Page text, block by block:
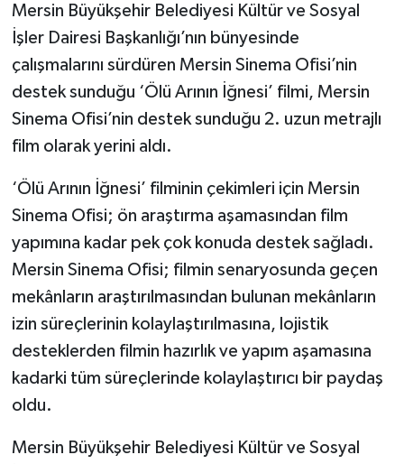
Mersin Büyükşehir Belediyesi Kültür ve Sosyal
İşler Dairesi Başkanlığı’nın bünyesinde
çalışmalarını sürdüren Mersin Sinema Ofisi’nin
destek sunduğu ‘Ölü Arının İğnesi’ filmi, Mersin
Sinema Ofisi’nin destek sunduğu 2. uzun metrajlı
film olarak yerini aldı.
‘Ölü Arının İğnesi’ filminin çekimleri için Mersin
Sinema Ofisi; ön araştırma aşamasından film
yapımına kadar pek çok konuda destek sağladı.
Mersin Sinema Ofisi; filmin senaryosunda geçen
mekânların araştırılmasından bulunan mekânların
izin süreçlerinin kolaylaştırılmasına, lojistik
desteklerden filmin hazırlık ve yapım aşamasına
kadarki tüm süreçlerinde kolaylaştırıcı bir paydaş
oldu.
Mersin Büyükşehir Belediyesi Kültür ve Sosyal